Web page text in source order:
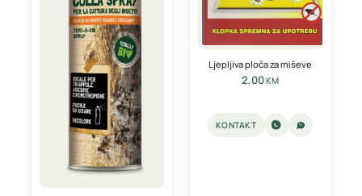
Ljepljiva ploča za miševe
2,00KM
KONTAKT